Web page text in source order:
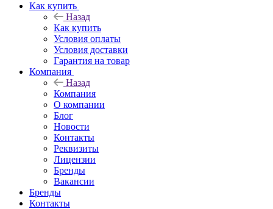
Как купить
Назад
Как купить
Условия оплаты
Условия доставки
Гарантия на товар
Компания
Назад
Компания
О компании
Блог
Новости
Контакты
Реквизиты
Лицензии
Бренды
Вакансии
Бренды
Контакты